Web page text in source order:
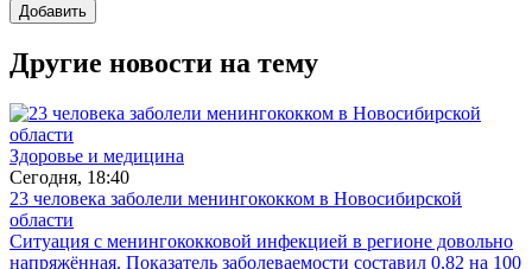
Другие новости на тему
Здоровье и медицина
Сегодня, 18:40
23 человека заболели менингококком в Новосибирской
области
Ситуация с менингококковой инфекцией в регионе довольно
напряжённая. Показатель заболеваемости составил 0,82 на 100